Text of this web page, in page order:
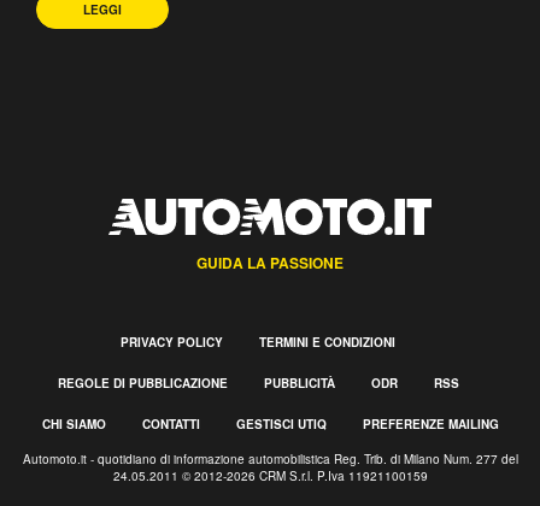
LEGGI
GUIDA LA PASSIONE
PRIVACY POLICY TERMINI E CONDIZIONI
REGOLE DI PUBBLICAZIONE PUBBLICITÀ ODR RSS
CHI SIAMO CONTATTI GESTISCI UTIQ PREFERENZE MAILING
Automoto.it - quotidiano di informazione automobilistica Reg. Trib. di Milano Num. 277 del
24.05.2011 © 2012-2026 CRM S.r.l. P.Iva 11921100159